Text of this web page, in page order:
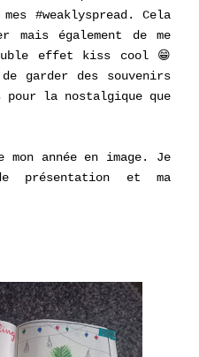
#weaklyspread. Cela
mais également de me
effet kiss cool 😁
garder des souvenirs
pour la nostalgique que
année en image. Je
présentation et ma